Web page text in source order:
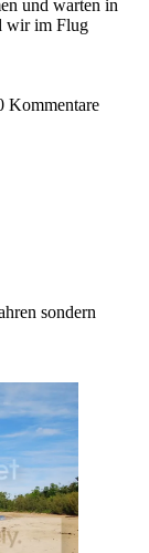
und warten in
wir im Flug
Kommentare
sondern